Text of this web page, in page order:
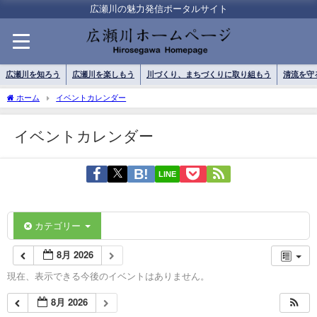
広瀬川の魅力発信ポータルサイト
広瀬川を知ろう 広瀬川を楽しもう 川づくり、まちづくりに取り組もう 清流を守
ホーム イベントカレンダー
イベントカレンダー
LINE
カテゴリー
8月 2026
現在、表示できる今後のイベントはありません。
8月 2026